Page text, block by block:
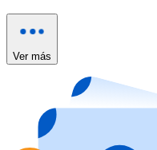
Comprar con tarjeta
Compra tarjetas
Ir a la tienda de
Ver más